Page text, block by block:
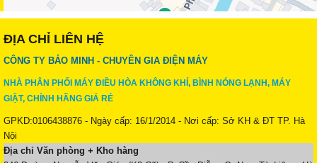
ĐỊA CHỈ LIÊN HỆ
CÔNG TY BẢO MINH - CHUYÊN GIA ĐIỆN MÁY
NHÀ PHÂN PHỐI MÁY ĐIỀU HÒA KHÔNG KHÍ, BÌNH NÓNG LẠNH, MÁY
GIẶT, CHÍNH HÃNG GIÁ RẺ
GPKD:0106438876 - Ngày cấp: 16/1/2014 - Nơi cấp: Sở KH & ĐT TP. Hà
Nội
Địa chỉ Văn phòng + Kho hàng